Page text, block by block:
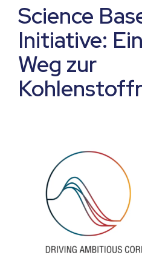
Science
Initiative:
Weg zur